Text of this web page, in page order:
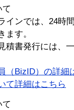
て
インでは、24時
ます。
積書発行には、
（BizID）の詳細
て詳細はこちら
て